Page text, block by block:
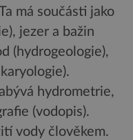
má součásti jako
jezer a bažin
(hydrogeologie),
hydrometrie,
(vodopis).
vody člověkem.